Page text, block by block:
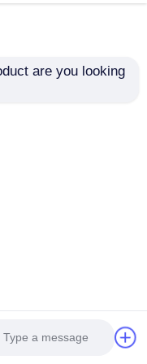
Ltd.. All Rights
are you looking